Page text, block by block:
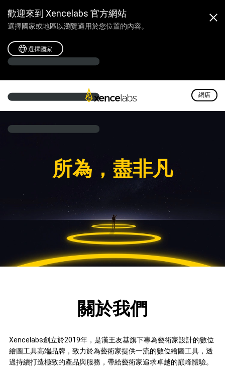
歡迎來到 Xencelabs 官方網站
選擇國家或地區以瀏覽適用於您位置的內容。
選擇國家
網店
所為，盡非凡
關於我們
Xencelabs創立於2019年，是漢王友基旗下專為藝術家設計的數位
繪圖工具高端品牌，致力於為藝術家提供一流的數位繪圖工具，透
過持續打造極致的產品與服務，帶給藝術家追求卓越的巔峰體驗。